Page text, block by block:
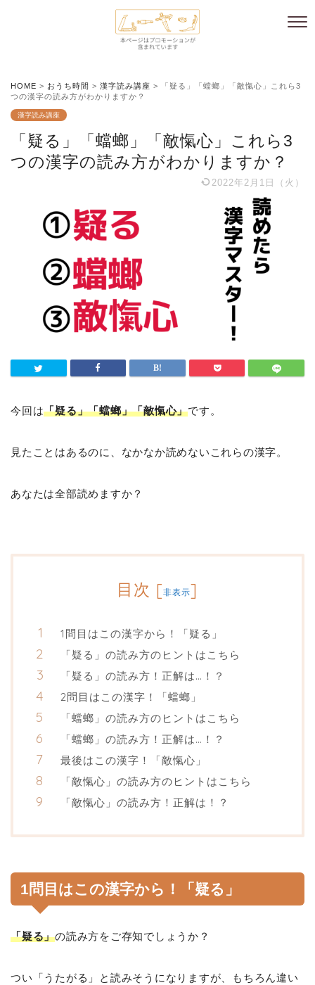
HOME > おうち時間 > 漢字読み講座 >
「疑る」「蟷螂」「敵愾心」これら3
つの漢字の読み方がわかりますか？
漢字読み講座
「疑る」「蟷螂」「敵愾心」これら3
つの漢字の読み方がわかりますか？
2022年2月1日（火）
今回は「疑る」「蟷螂」「敵愾心」です。
見たことはあるのに、なかなか読めないこれらの漢字。
あなたは全部読めますか？
目次 [非表示]
1問目はこの漢字から！「疑る」
「疑る」の読み方のヒントはこちら
「疑る」の読み方！正解は…！？
2問目はこの漢字！「蟷螂」
「蟷螂」の読み方のヒントはこちら
「蟷螂」の読み方！正解は…！？
最後はこの漢字！「敵愾心」
「敵愾心」の読み方のヒントはこちら
「敵愾心」の読み方！正解は！？
1問目はこの漢字から！「疑る」
「疑る」の読み方をご存知でしょうか？
つい「うたがる」と読みそうになりますが、もちろん違い